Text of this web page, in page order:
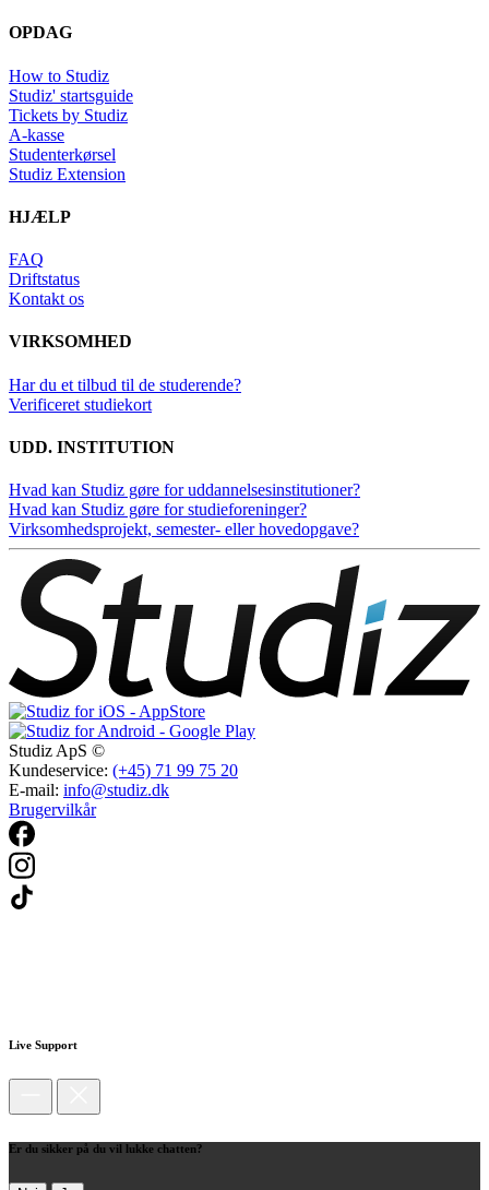
OPDAG
How to Studiz
Studiz' startsguide
Tickets by Studiz
A-kasse
Studenterkørsel
Studiz Extension
HJÆLP
FAQ
Driftstatus
Kontakt os
VIRKSOMHED
Har du et tilbud til de studerende?
Verificeret studiekort
UDD. INSTITUTION
Hvad kan Studiz gøre for uddannelsesinstitutioner?
Hvad kan Studiz gøre for studieforeninger?
Virksomhedsprojekt, semester- eller hovedopgave?
Studiz ApS ©
Kundeservice: (+45) 71 99 75 20
E-mail: info@studiz.dk
Brugervilkår
Live Support
Er du sikker på du vil lukke chatten?